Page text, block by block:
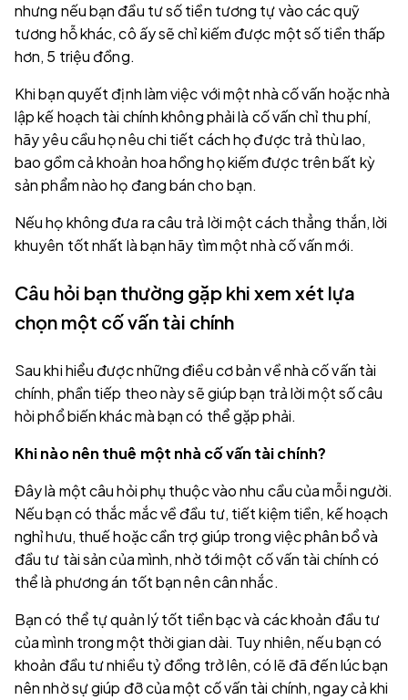
nhưng nếu bạn đầu tư số tiền tương tự vào các quỹ
tương hỗ khác, cô ấy sẽ chỉ kiếm được một số tiền thấp
hơn, 5 triệu đồng.
Khi bạn quyết định làm việc với một nhà cố vấn hoặc nhà
lập kế hoạch tài chính không phải là cố vấn chỉ thu phí,
hãy yêu cầu họ nêu chi tiết cách họ được trả thù lao,
bao gồm cả khoản hoa hồng họ kiếm được trên bất kỳ
sản phẩm nào họ đang bán cho bạn.
Nếu họ không đưa ra câu trả lời một cách thẳng thắn, lời
khuyên tốt nhất là bạn hãy tìm một nhà cố vấn mới.
Câu hỏi bạn thường gặp khi xem xét lựa
chọn một cố vấn tài chính
Sau khi hiểu được những điều cơ bản về nhà cố vấn tài
chính, phần tiếp theo này sẽ giúp bạn trả lời một số câu
hỏi phổ biến khác mà bạn có thể gặp phải.
Khi nào nên thuê một nhà cố vấn tài chính?
Đây là một câu hỏi phụ thuộc vào nhu cầu của mỗi người.
Nếu bạn có thắc mắc về đầu tư, tiết kiệm tiền, kế hoạch
nghỉ hưu, thuế hoặc cần trợ giúp trong việc phân bổ và
đầu tư tài sản của mình, nhờ tới một cố vấn tài chính có
thể là phương án tốt bạn nên cân nhắc.
Bạn có thể tự quản lý tốt tiền bạc và các khoản đầu tư
của mình trong một thời gian dài. Tuy nhiên, nếu bạn có
khoản đầu tư nhiều tỷ đồng trở lên, có lẽ đã đến lúc bạn
nên nhờ sự giúp đỡ của một cố vấn tài chính, ngay cả khi